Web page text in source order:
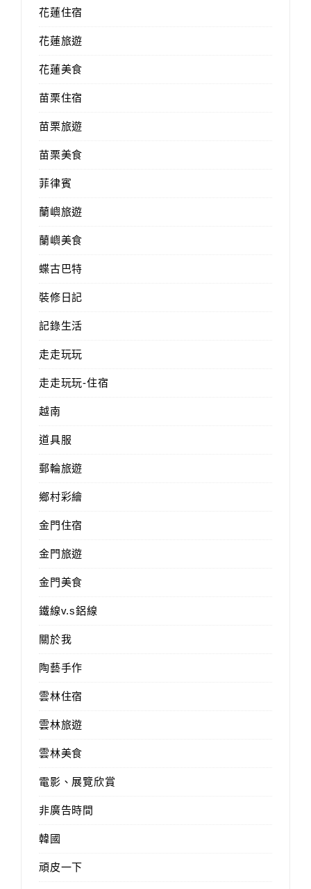
花蓮住宿
花蓮旅遊
花蓮美食
苗栗住宿
苗栗旅遊
苗栗美食
菲律賓
蘭嶼旅遊
蘭嶼美食
蝶古巴特
裝修日記
記錄生活
走走玩玩
走走玩玩-住宿
越南
道具服
郵輪旅遊
鄉村彩繪
金門住宿
金門旅遊
金門美食
鐵線v.s鋁線
關於我
陶藝手作
雲林住宿
雲林旅遊
雲林美食
電影、展覽欣賞
非廣告時間
韓國
頑皮一下